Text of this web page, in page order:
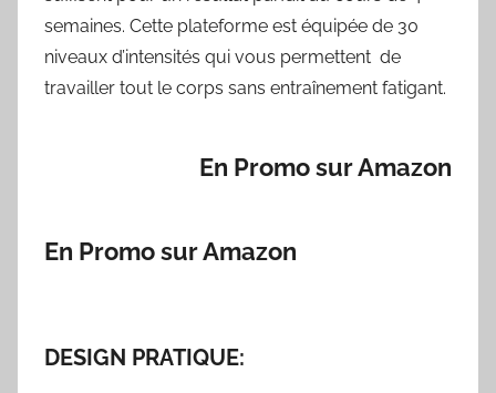
semaines. Cette plateforme est équipée de 30
niveaux d’intensités qui vous permettent de
travailler tout le corps sans entraînement fatigant.
En Promo sur Amazon
En Promo sur Amazon
DESIGN PRATIQUE: